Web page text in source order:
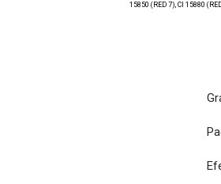
15850 (RED 7), CI 15880